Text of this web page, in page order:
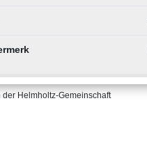
der Helmholtz-Gemeinschaft